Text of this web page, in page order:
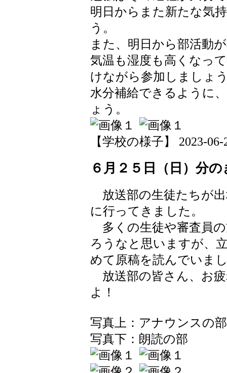
明日からまた新たな気
う。
また、明日から部活動
気温も湿度も高くなっ
けながら参加しましょ
水分補給できるように
ょう。
【学校の様子】 2023-
６月２５日（日）分
放送部の生徒たちが
に行ってきました。
多くの生徒や審査員
ろうなと思いますが、
めて原稿を読んでいま
放送部の皆さん、お
よ！
写真上：アナウンスの部
写真下：朗読の部